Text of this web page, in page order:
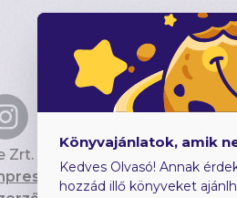
Gyerekkönyvek
Heti toplista
Ajándékutalvány
Blog
Zrt. Minden jog fenntartva.
Könyvajánlatok, amik
Kedves Olvasó! Annak
hozzád illő könyveket